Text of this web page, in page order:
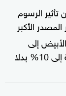
الرسوم
الأكبر
إلى
تقليص الرسوم الجمركية على الطاقة الكندية إلى 10% بدلا